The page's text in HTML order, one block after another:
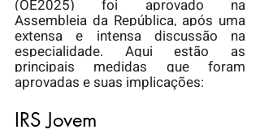
(OE2025) foi aprovado na
Assembleia da República, após uma
extensa e intensa discussão na
especialidade. Aqui estão as
principais medidas que foram
aprovadas e suas implicações:
IRS Jovem